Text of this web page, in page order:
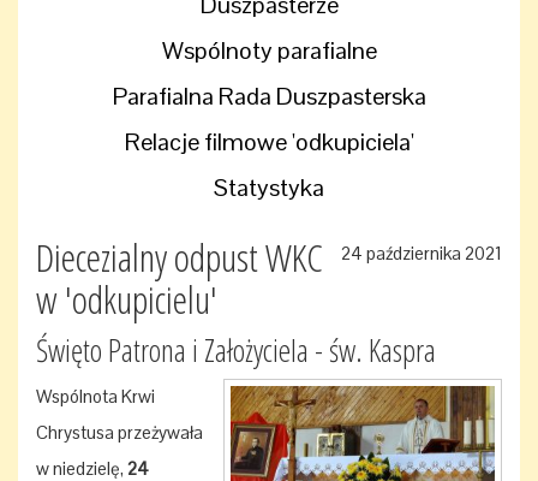
Wspólnoty parafialne
Parafialna Rada Duszpasterska
Relacje filmowe 'odkupiciela'
Statystyka
24 października 2021
Diecezialny odpust WKC
w 'odkupicielu'
Święto Patrona i Założyciela - św. Kaspra
Wspólnota Krwi
Chrystusa przeżywała
w niedzielę, 24